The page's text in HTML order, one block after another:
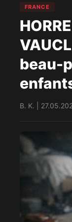
FRANCE
beau-
B. K. |